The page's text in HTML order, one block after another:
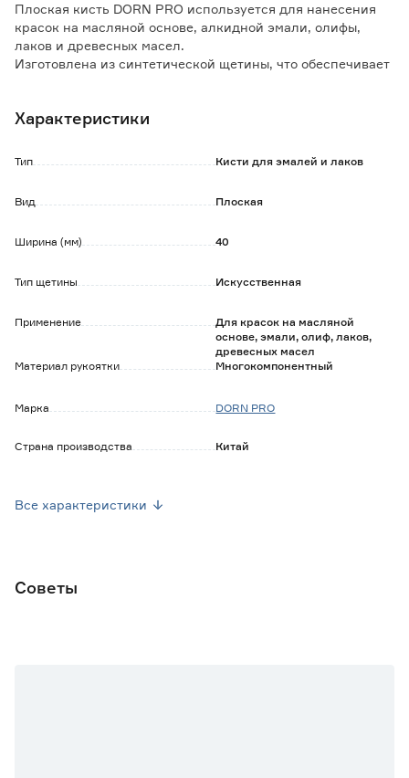
Плоская кисть DORN PRO используется для нанесения
красок на масляной основе, алкидной эмали, олифы,
лаков и древесных масел.
Изготовлена из синтетической щетины, что обеспечивает
покрытием.
палец и отверстием для подвески.
Характеристики
Тип Кисти для эмалей и лаков
Вид Плоская
Ширина (мм) 40
Тип щетины Искусственная
Применение
Для красок на масляной
основе, эмали, олиф, лаков,
древесных масел
Материал рукоятки
Многокомпонентный
Марка DORN PRO
Страна производства Китай
Все характеристики
Советы